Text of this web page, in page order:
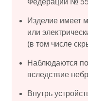
Федерации № 55
Изделие имеет
или
(в том числе
Наблюдаются
вследствие
Внутрь